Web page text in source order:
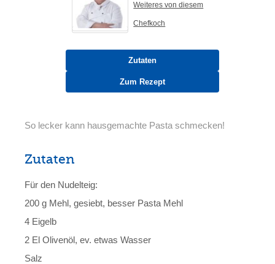
Weiteres von diesem
Chefkoch
Zutaten
Zum Rezept
So lecker kann hausgemachte Pasta schmecken!
Zutaten
Für den Nudelteig:
200 g Mehl, gesiebt, besser Pasta Mehl
4 Eigelb
2 El Olivenöl, ev. etwas Wasser
Salz